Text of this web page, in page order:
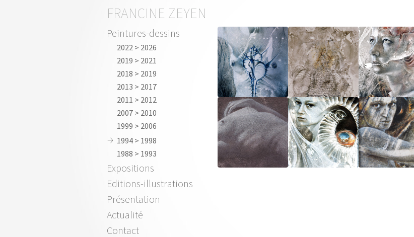
FRANCINE ZEYEN
Peintures-dessins
2022 > 2026
2019 > 2021
2018 > 2019
2013 > 2017
2011 > 2012
2007 > 2010
1999 > 2006
1994 > 1998
1988 > 1993
Expositions
Editions-illustrations
Présentation
Actualité
Contact